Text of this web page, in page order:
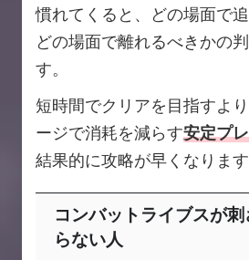
慣れてくると、どの場面で追
どの場面で離れるべきかの
す。
短時間でクリアを目指すよ
ージで消耗を減らす安定プ
結果的に攻略が早くなります
コンバットライブスが
らない人